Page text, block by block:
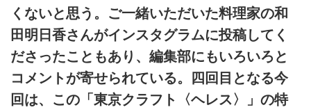
くないと思う。ご一緒いただいた料理家の和
田明日香さんがインスタグラムに投稿してく
ださったこともあり、編集部にもいろいろと
コメントが寄せられている。四回目となる今
回は、この「東京クラフト〈ヘレス〉」の特